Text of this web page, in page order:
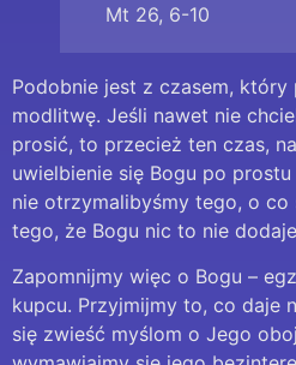
Mt 26, 6-10
Podobnie jest z czasem, który
modlitwę. Jeśli nawet nie
prosić, to przecież ten czas,
uwielbienie się Bogu po
nie otrzymalibyśmy tego, o
tego, że Bogu nic to nie
Zapomnijmy więc o Bogu –
kupcu. Przyjmijmy to, co daje
się zwieść myślom o Jego